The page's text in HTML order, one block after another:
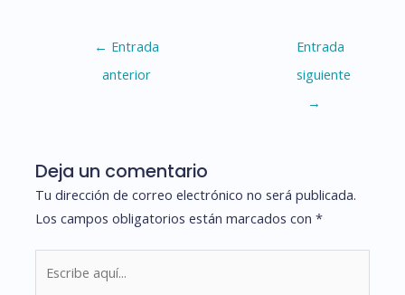
Navegación
← Entrada
anterior
Entrada
siguiente
→
Deja un comentario
Tu dirección de correo electrónico no será publicada.
Los campos obligatorios están marcados con*
aquí...